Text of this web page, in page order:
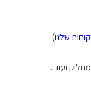
שלנו)
ועוד .